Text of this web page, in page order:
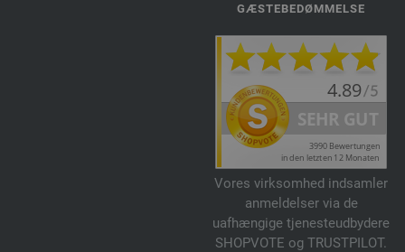
GÆSTEBEDØMMELSE
Vores virksomhed indsamler
anmeldelser via de
uafhængige tjenesteudbydere
SHOPVOTE og TRUSTPILOT.